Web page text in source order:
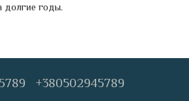
долгие годы.
+380502945789